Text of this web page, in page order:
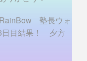
塾長ウォ
日目結果！ 夕方